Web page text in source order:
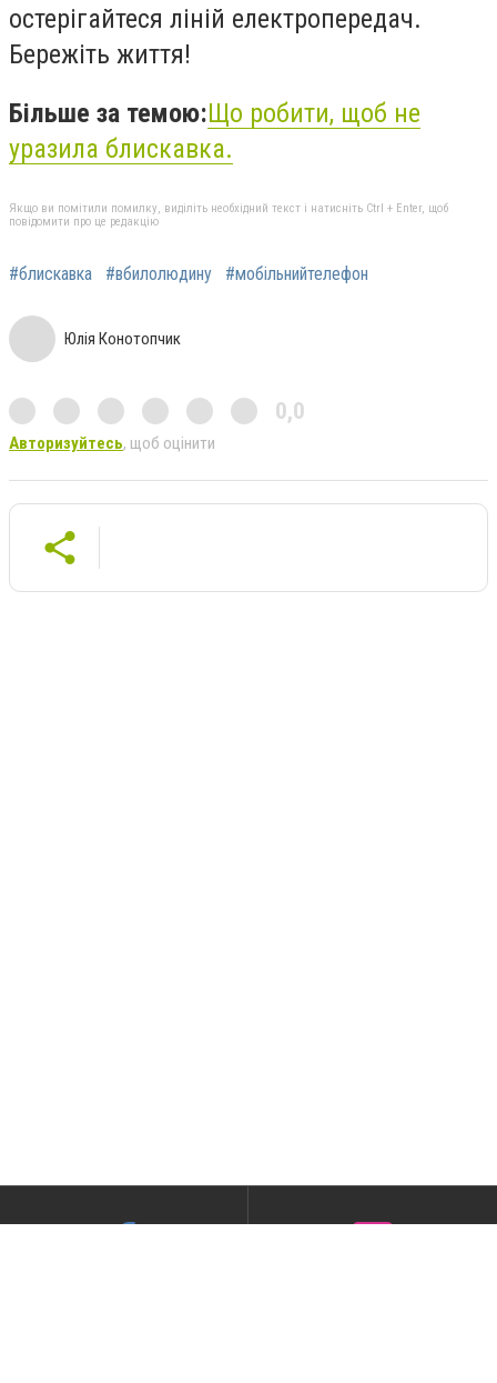
остерігайтеся ліній електропередач.
Бережіть життя!
Більше за темою:Що робити, щоб не
уразила блискавка.
Якщо ви помітили помилку, виділіть необхідний текст і натисніть Ctrl + Enter, щоб
повідомити про це редакцію
#блискавка #вбилолюдину #мобільнийтелефон
Юлія Конотопчик
0,0
Авторизуйтесь, щоб оцінити